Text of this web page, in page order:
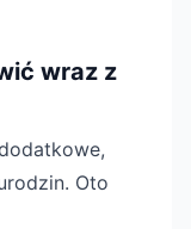
wraz z
Oto